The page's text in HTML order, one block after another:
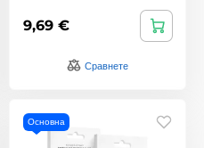
9,69 €
Сравнете
Основна